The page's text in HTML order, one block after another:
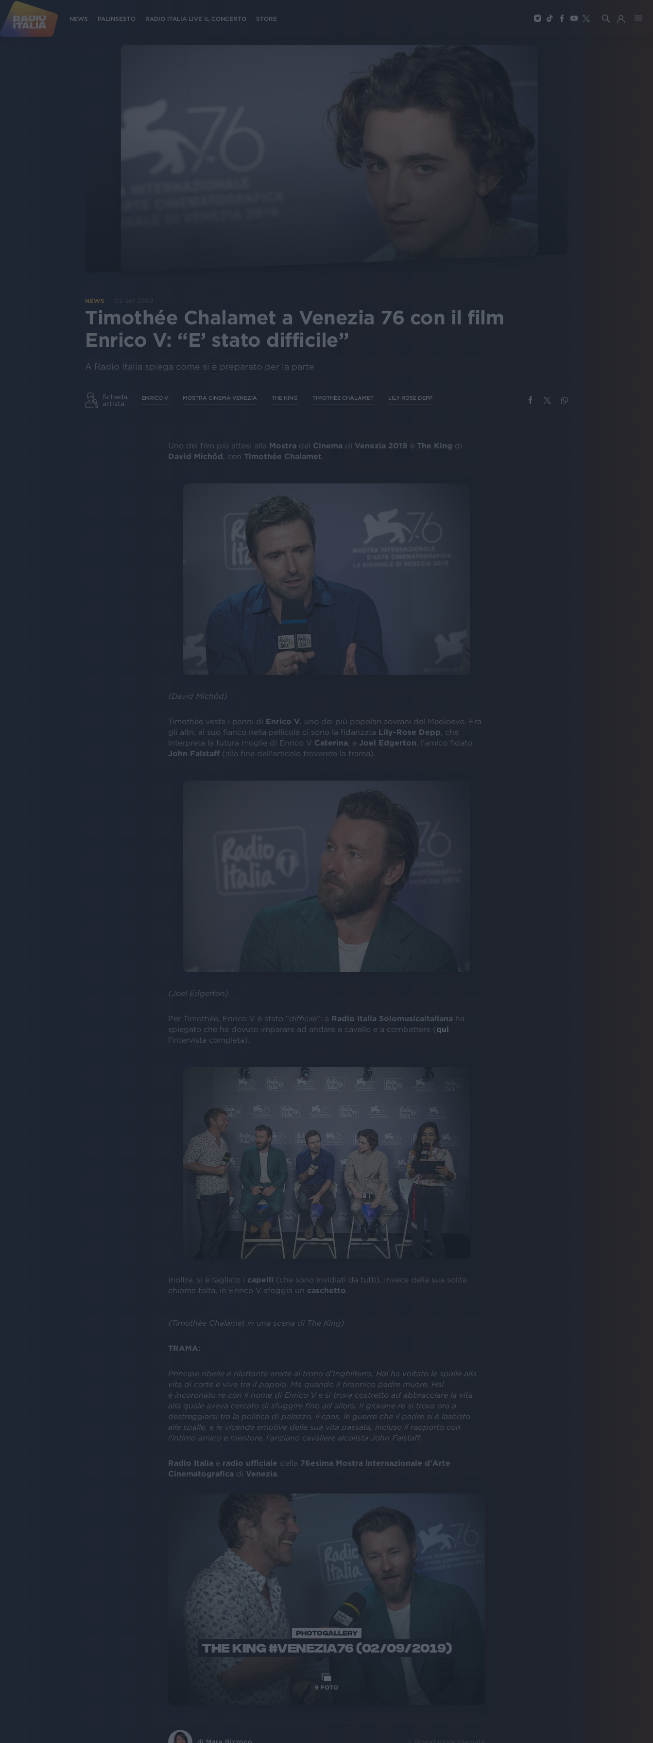
NEWS PALINSESTO RADIO ITALIA LIVE IL CONCERTO STORE
NEWS 02 set 2019
Timothée Chalamet a Venezia 76 con il film
Enrico V: “E’ stato difficile”
A Radio Italia spiega come si è preparato per la parte
Scheda
artista
ENRICO V MOSTRA CINEMA VENEZIA THE KING TIMOTHÉE CHALAMET LILY-ROSE DEPP
Uno dei film più attesi alla Mostra del Cinema di Venezia 2019 è The King di
David Michôd , con Timothée Chalamet
(David Michôd)
Timothée veste i panni di Enrico V , uno dei più popolari sovrani del Medioevo. Fra
gli altri, al suo fianco nella pellicola ci sono la fidanzata Lily-Rose Depp , che
interpreta la futura moglie di Enrico V Caterina , e Joel Edgerton , l’amico fidato
John Falstaff(alla fine dell'articolo troverete la trama).
(Joel Edgerton)
Per Timothée, Enrico V è stato “difficile”: a Radio Italia Solomusicaitaliana ha
spiegato che ha dovuto imparare ad andare a cavallo e a combattere (qui
l’intervista completa).
Inoltre, si è tagliato i capelli (che sono invidiati da tutti). Invece della sua solita
chioma folta, in Enrico V sfoggia un caschetto
(Timothée Chalamet in una scena di The King)
TRAMA:
Principe ribelle e riluttante erede al trono d’Inghilterra, Hal ha voltato le spalle alla
vita di corte e vive tra il popolo. Ma quando il tirannico padre muore, Hal
è incoronato re con il nome di Enrico V e si trova costretto ad abbracciare la vita
alla quale aveva cercato di sfuggire fino ad allora. Il giovane re si trova ora a
destreggiarsi tra la politica di palazzo, il caos, le guerre che il padre si è lasciato
alle spalle, e le vicende emotive della sua vita passata, incluso il rapporto con
l’intimo amico e mentore, l’anziano cavaliere alcolista John Falstaff.
Radio Italia è radio ufficiale della 76esima Mostra Internazionale d'Arte
Cinematografica di Venezia
PHOTOGALLERY
THE KING #VENEZIA76 (02/09/2019)
9 FOTO